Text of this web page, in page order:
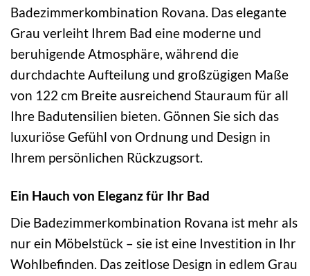
Badezimmerkombination Rovana. Das elegante
Grau verleiht Ihrem Bad eine moderne und
beruhigende Atmosphäre, während die
durchdachte Aufteilung und großzügigen Maße
von 122 cm Breite ausreichend Stauraum für all
Ihre Badutensilien bieten. Gönnen Sie sich das
luxuriöse Gefühl von Ordnung und Design in
Ihrem persönlichen Rückzugsort.
Ein Hauch von Eleganz für Ihr Bad
Die Badezimmerkombination Rovana ist mehr als
nur ein Möbelstück – sie ist eine Investition in Ihr
Wohlbefinden. Das zeitlose Design in edlem Grau